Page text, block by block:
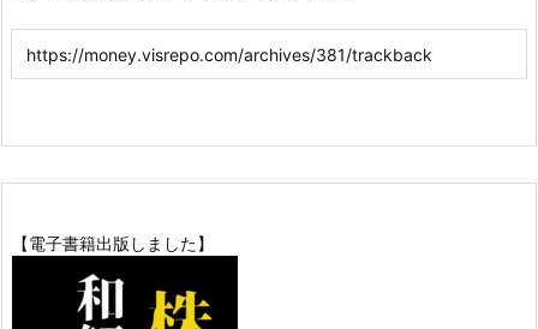
【電子書籍出版しました】